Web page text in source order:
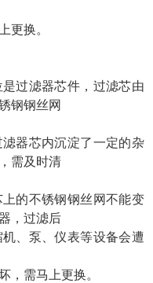
更换。
过滤器芯件，过滤芯由
钢钢丝网
器芯内沉淀了一定的杂
需及时清
的不锈钢钢丝网不能变
，过滤后
、泵、仪表等设备会遭
，需马上更换。